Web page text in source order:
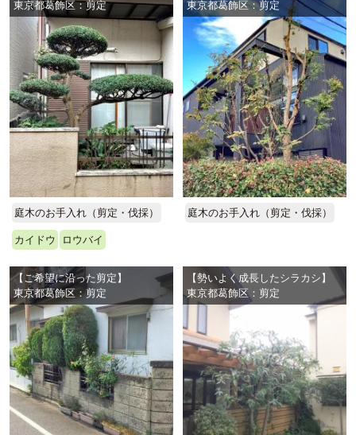
東京都葛飾区：剪定
庭木のお手入れ（剪定・伐採）
カイドウ ロウバイ
東京都葛飾区：剪定
庭木のお手入れ（剪定・伐採）
【ご希望に沿った剪定】
東京都葛飾区：剪定
【勢いよく成長したシラカシ】
東京都葛飾区：剪定